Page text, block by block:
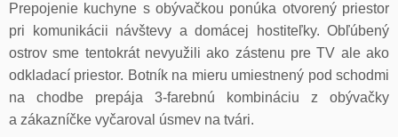
Prepojenie kuchyne s obývačkou ponúka otvorený priestor
pri komunikácii návštevy a domácej hostiteľky. Obľúbený
ostrov sme tentokrát nevyužili ako zástenu pre TV ale ako
odkladací priestor. Botník na mieru umiestnený pod schodmi
na chodbe prepája 3-farebnú kombináciu z obývačky
a zákazníčke vyčaroval úsmev na tvári.